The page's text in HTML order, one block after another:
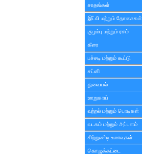
சாதங்கள்
இட்லி மற்றும் தோசைகள்
குழம்பு மற்றும் ரசம்
கீரை
பச்சடி மற்றும் கூட்டு
சட்னி
துவையல்
ஊறுகாய்
வற்றல் மற்றும் பொடிகள்
வடகம் மற்றும் அப்பளம்
சிற்றுண்டி உணவுகள்
கொழுக்கட்டை